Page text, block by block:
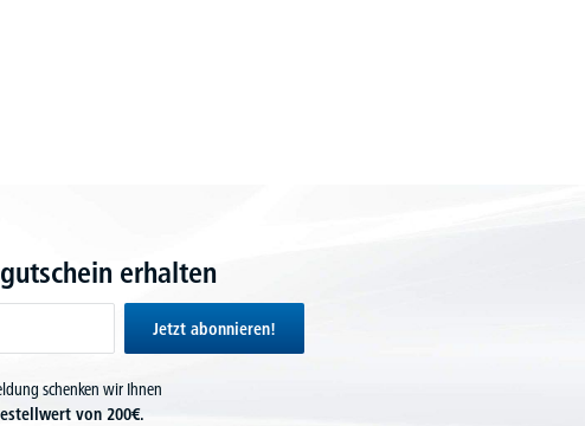
erhalten
Jetzt abonnieren!
schenken wir Ihnen
von 200€.